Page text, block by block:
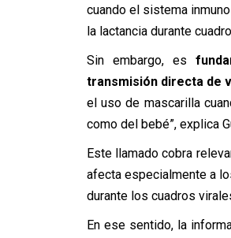
cuando el sistema
la lactancia durante
Sin embargo, es
transmisión directa de
el uso de mascarilla
como del bebé”, explica
Este llamado cobra
afecta especialmente a
durante los cuadros
En ese sentido, la